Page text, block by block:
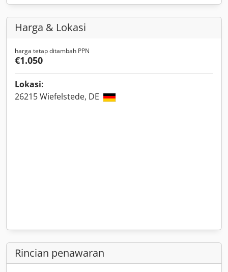
Harga & Lokasi
harga tetap ditambah PPN
€1.050
Lokasi:
26215 Wiefelstede, DE
Rincian penawaran